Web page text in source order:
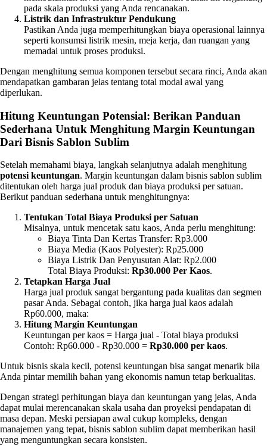
pada skala produksi yang Anda rencanakan.
Listrik dan Infrastruktur Pendukung
Pastikan Anda juga memperhitungkan biaya operasional lainnya
seperti konsumsi listrik mesin, meja kerja, dan ruangan yang
memadai untuk proses produksi.
Dengan menghitung semua komponen tersebut secara rinci, Anda akan
mendapatkan gambaran jelas tentang total modal awal yang
diperlukan.
Hitung Keuntungan Potensial: Berikan Panduan
Sederhana Untuk Menghitung Margin Keuntungan
Dari Bisnis Sablon Sublim
Setelah memahami biaya, langkah selanjutnya adalah menghitung
potensi keuntungan. Margin keuntungan dalam bisnis sablon sublim
ditentukan oleh harga jual produk dan biaya produksi per satuan.
Berikut panduan sederhana untuk menghitungnya:
Tentukan Total Biaya Produksi per Satuan
Misalnya, untuk mencetak satu kaos, Anda perlu menghitung:
Biaya Tinta Dan Kertas Transfer: Rp3.000
Biaya Media (kaos Polyester): Rp25.000
Biaya Listrik Dan Penyusutan Alat: Rp2.000
Total Biaya Produksi: Rp30.000 Per Kaos.
Tetapkan Harga Jual
Harga jual produk sangat bergantung pada kualitas dan segmen
pasar Anda. Sebagai contoh, jika harga jual kaos adalah
Rp60.000, maka:
Hitung Margin Keuntungan
Keuntungan per kaos = Harga jual - Total biaya produksi
Contoh: Rp60.000 - Rp30.000 = Rp30.000 per kaos.
Untuk bisnis skala kecil, potensi keuntungan bisa sangat menarik bila
Anda pintar memilih bahan yang ekonomis namun tetap berkualitas.
Dengan strategi perhitungan biaya dan keuntungan yang jelas, Anda
dapat mulai merencanakan skala usaha dan proyeksi pendapatan di
masa depan. Meski persiapan awal cukup kompleks, dengan
manajemen yang tepat, bisnis sablon sublim dapat memberikan hasil
yang menguntungkan secara konsisten.